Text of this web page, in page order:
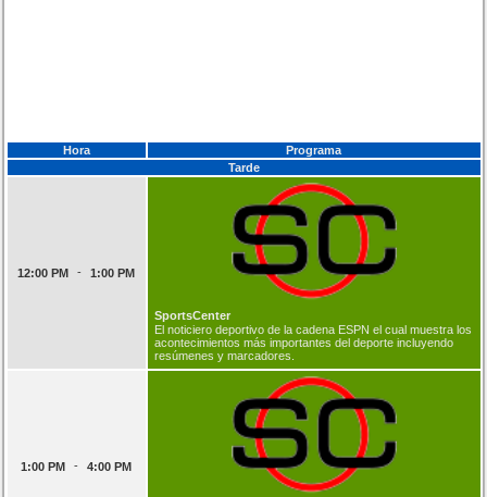
Hora
Programa
Tarde
12:00 PM - 1:00 PM
SportsCenter
El noticiero deportivo de la cadena ESPN el cual muestra los
acontecimientos más importantes del deporte incluyendo
resúmenes y marcadores.
1:00 PM - 4:00 PM